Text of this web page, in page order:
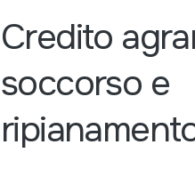
Credito
soccorso e